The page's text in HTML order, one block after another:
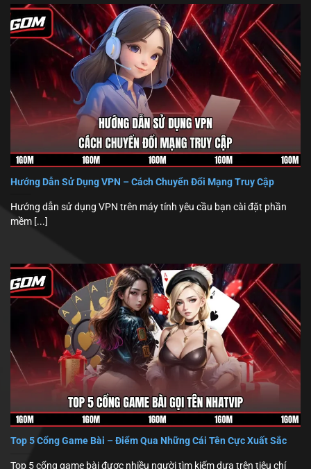
Hướng Dẫn Sử Dụng VPN – Cách Chuyển Đổi Mạng Truy Cập
Hướng dẫn sử dụng VPN trên máy tính yêu cầu bạn cài đặt phần
mềm [...]
Top 5 Cổng Game Bài – Điểm Qua Những Cái Tên Cực Xuất Sắc
Top 5 cổng game bài được nhiều người tìm kiếm dựa trên tiêu chí